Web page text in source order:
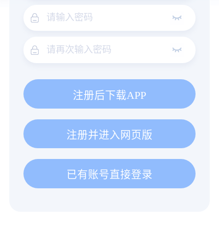
注册后下载APP
注册并进入网页版
已有账号直接登录